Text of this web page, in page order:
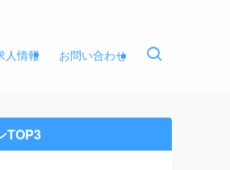
人情報 お問い合わせ
TOP3